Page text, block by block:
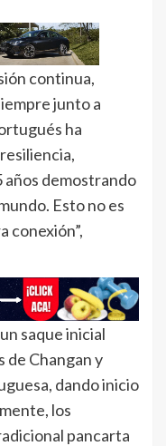
continua,
junto a
ha
años demostrando
Esto no es
conexión”,
saque inicial
de Changan y
dando inicio
los
pancarta